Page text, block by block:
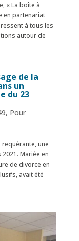
« La boîte à
en partenariat
à tous les
autour de
de la
un
du 23
, Pour
une
Mariée en
de divorce en
avait été